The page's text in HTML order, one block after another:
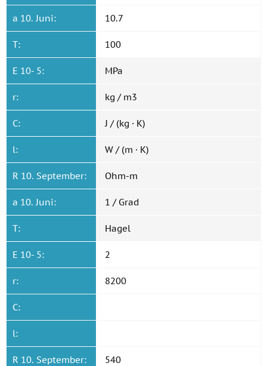
a 10. Juni: 10.7
T: 100
E 10- 5: MPa
r: kg / m3
C: J / (kg · K)
l: W / (m · K)
R 10. September: Ohm-m
a 10. Juni: 1 / Grad
T: Hagel
E 10- 5: 2
r: 8200
C:
l:
R 10. September: 540